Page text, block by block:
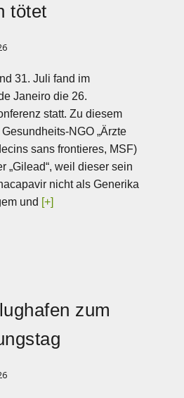
tötet
31. Juli fand im
Janeiro die 26.
statt. Zu diesem
NGO „Ärzte
sans frontieres, MSF)
„Gilead“, weil dieser sein
nicht als Generika
und [+]
zum